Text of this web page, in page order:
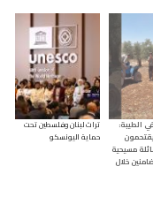
مستوطنون
مسيحية
الطيبة:
مسيحية
خلال
تراث لبنان وفلسطين تحت
حماية اليونسكو